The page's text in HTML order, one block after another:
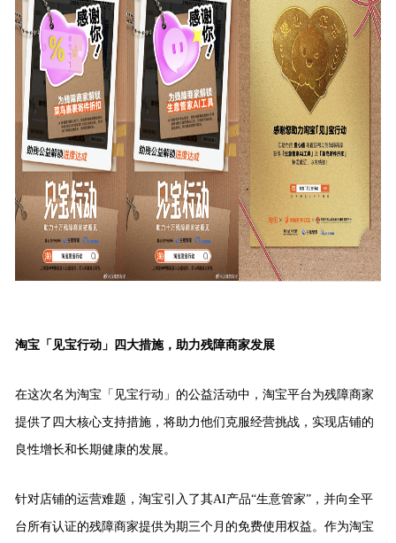
淘宝「见宝行动」四大措施，助力残障商家发展
在这次名为淘宝「见宝行动」的公益活动中，淘宝平台为残障商家
提供了四大核心支持措施，将助力他们克服经营挑战，实现店铺的
良性增长和长期健康的发展。
针对店铺的运营难题，淘宝引入了其AI产品“生意管家”，并向全平
台所有认证的残障商家提供为期三个月的免费使用权益。作为淘宝